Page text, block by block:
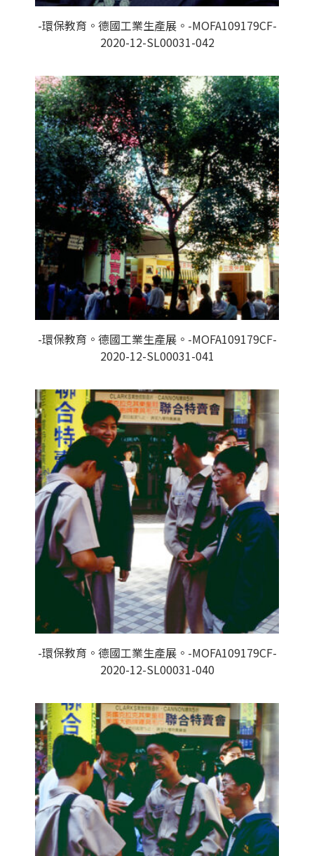
-環保教育。德國工業生產展。-MOFA109179CF-
2020-12-SL00031-042
-環保教育。德國工業生產展。-MOFA109179CF-
2020-12-SL00031-041
-環保教育。德國工業生產展。-MOFA109179CF-
2020-12-SL00031-040